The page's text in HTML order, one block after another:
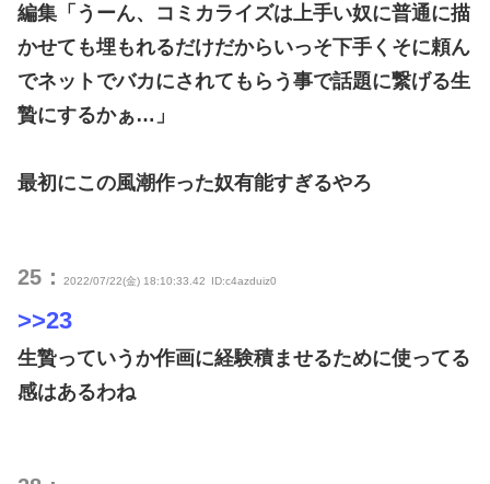
編集「うーん、コミカライズは上手い奴に普通に描
かせても埋もれるだけだからいっそ下手くそに頼ん
でネットでバカにされてもらう事で話題に繋げる生
贄にするかぁ…」
最初にこの風潮作った奴有能すぎるやろ
25： 2022/07/22(金) 18:10:33.42 ID:c4azduiz0
>>23
生贄っていうか作画に経験積ませるために使ってる
感はあるわね